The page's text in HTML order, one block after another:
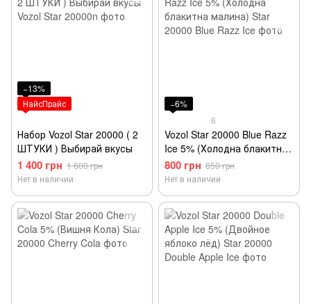
−13%
НайсПрайс
Набор Vozol Star 20000 ( 2
ШТУКИ ) Выбирай вкусы
1 400 грн 1 600 грн
Нет в наличии
−6%
6
Vozol Star 20000 Blue Razz
Ice 5% (Холодна блакитна
малина)
800 грн 850 грн
Нет в наличии